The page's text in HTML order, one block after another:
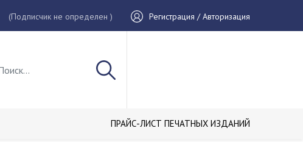
(Подписчик не определен ) Регистрация / Авторизация
ПРАЙС-ЛИСТ ПЕЧАТНЫХ ИЗДАНИЙ